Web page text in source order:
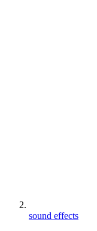
sound effects